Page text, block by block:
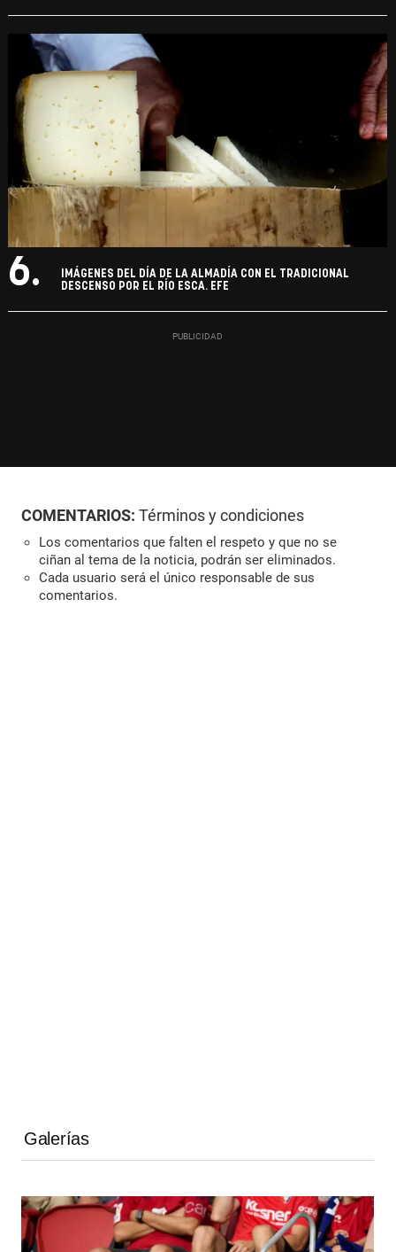
6.
IMÁGENES DEL DÍA DE LA ALMADÍA CON EL TRADICIONAL
DESCENSO POR EL RÍO ESCA. EFE
COMENTARIOS: Términos y condiciones
Los comentarios que falten el respeto y que no se
ciñan al tema de la noticia, podrán ser eliminados.
Cada usuario será el único responsable de sus
comentarios.
Galerías